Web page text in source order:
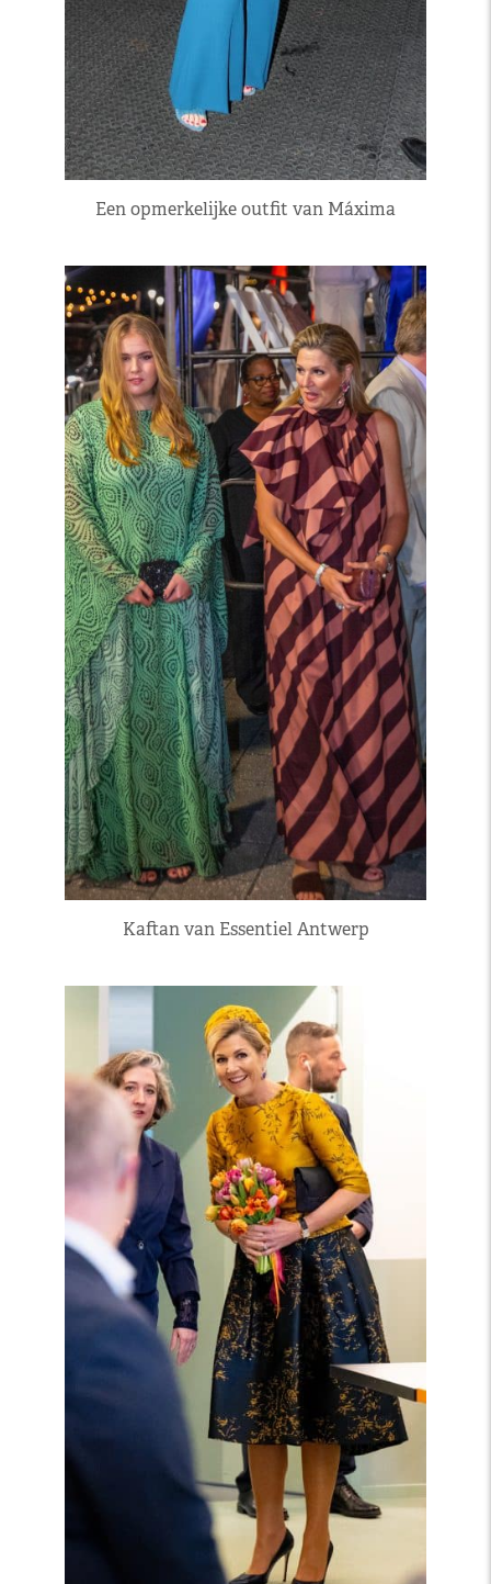
Een opmerkelijke outfit van Máxima
Kaftan van Essentiel Antwerp